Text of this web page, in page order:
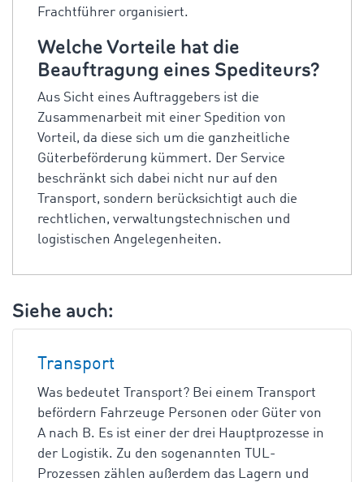
Frachtführer organisiert.
Welche Vorteile hat die
Beauftragung eines Spediteurs?
Aus Sicht eines Auftraggebers ist die
Zusammenarbeit mit einer Spedition von
Vorteil, da diese sich um die ganzheitliche
Güterbeförderung kümmert. Der Service
beschränkt sich dabei nicht nur auf den
Transport, sondern berücksichtigt auch die
rechtlichen, verwaltungstechnischen und
logistischen Angelegenheiten.
Siehe auch:
Transport
Was bedeutet Transport? Bei einem Transport
befördern Fahrzeuge Personen oder Güter von
A nach B. Es ist einer der drei Hauptprozesse in
der Logistik. Zu den sogenannten TUL-
Prozessen zählen außerdem das Lagern und